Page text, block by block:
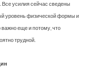
Все усилия сейчас сведены
уровень физической формы и
еще и потому, что
трудной.